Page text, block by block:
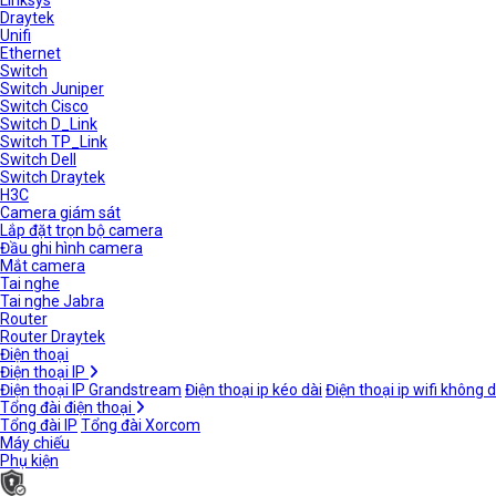
Draytek
Unifi
Ethernet
Switch
Switch Juniper
Switch Cisco
Switch D_Link
Switch TP_Link
Switch Dell
Switch Draytek
H3C
Camera giám sát
Lắp đặt trọn bộ camera
Đầu ghi hình camera
Mắt camera
Tai nghe
Tai nghe Jabra
Router
Router Draytek
Điện thoại
Điện thoại IP
Điện thoại IP Grandstream Điện thoại ip kéo dài Điện thoại ip wifi không
Tổng đài điện thoại
Tổng đài IP Tổng đài Xorcom
Máy chiếu
Phụ kiện